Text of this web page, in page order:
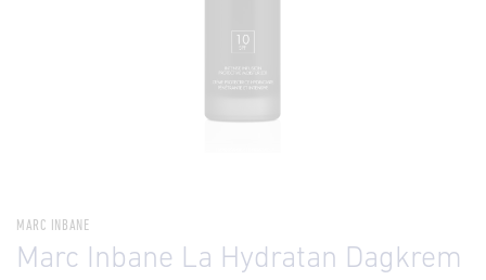
MARC INBANE
Marc Inbane La Hydratan Dagkrem